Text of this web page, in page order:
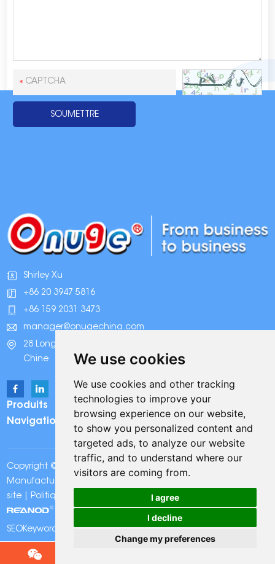
We use cookies
We use cookies and other tracking
technologies to improve your
browsing experience on our website,
to show you personalized content and
targeted ads, to analyze our website
traffic, and to understand where our
visitors are coming from.
I agree
I decline
Change my preferences
Shirley Xu
+86 20 3947 5816
+86 159 2031 3473
manager@onugechina.com
28 Longhai Road, parc industriel Xinhua, Guangzhou,
Chine
Produits
Navigation
Copyright © Onuge Personal Care (Guangdong)
Manufacturer Group Co., LTD. Tous droits réservés |
site
Politique de confidentialité | Assistance technique:
SEOKeywords: Bandes de blanchiment des dents Onuge